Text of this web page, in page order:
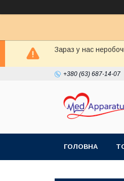
Зараз у нас
+380 (63) 687-14-07
ГОЛОВНА